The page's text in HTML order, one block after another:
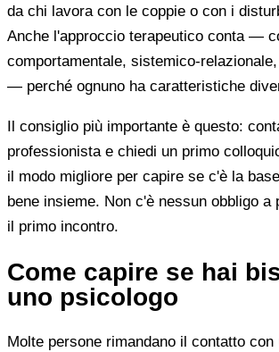
da chi lavora con le coppie o con i
Anche l'approccio terapeutico conta —
comportamentale, sistemico-
— perché ognuno ha caratteristiche
Il consiglio più importante è questo:
professionista e chiedi un primo
il modo migliore per capire se c'è la
bene insieme. Non c'è nessun obbligo a
il primo incontro.
Come capire se hai
uno psicologo
Molte persone rimandano il contatto con